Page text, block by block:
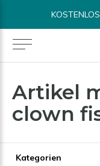
Artikel
clown
Kategorien